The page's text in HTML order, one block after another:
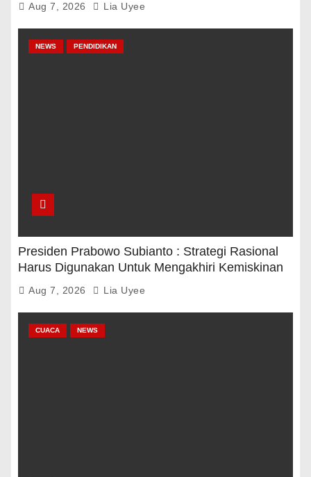
Aug 7, 2026 Lia Uyee
NEWS PENDIDIKAN
Presiden Prabowo Subianto : Strategi Rasional
Harus Digunakan Untuk Mengakhiri Kemiskinan
Aug 7, 2026 Lia Uyee
CUACA NEWS